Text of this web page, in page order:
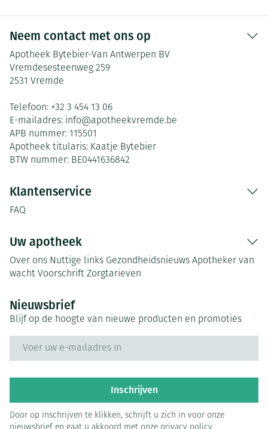
Neem contact met ons op
Apotheek Bytebier-Van Antwerpen BV
Vremdesesteenweg 259
2531 Vremde
Telefoon: +32 3 454 13 06
E-mailadres: info@apotheekvremde.be
APB nummer: 115501
Apotheek titularis: Kaatje Bytebier
BTW nummer: BE0441636842
Klantenservice
FAQ
Uw apotheek
Over ons Nuttige links Gezondheidsnieuws Apotheker van
wacht Voorschrift Zorgtarieven
Nieuwsbrief
Blijf op de hoogte van nieuwe producten en promoties
Inschrijven
Door op inschrijven te klikken, schrijft u zich in voor onze